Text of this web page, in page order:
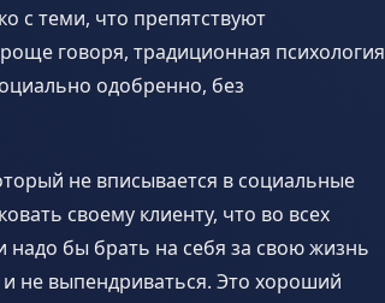
с теми, что препятствуют
говоря, традиционная психология
одобренно, без
не вписывается в социальные
своему клиенту, что во всех
надо бы брать на себя за свою жизнь
не выпендриваться. Это хороший